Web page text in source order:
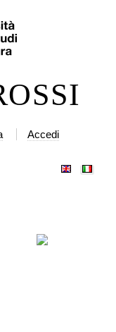
Accedi